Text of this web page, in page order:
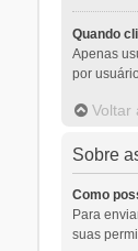
Quando
Apenas
por
Voltar
Sobre
Como
Para
suas